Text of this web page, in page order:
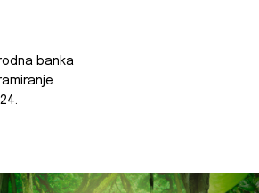
banka